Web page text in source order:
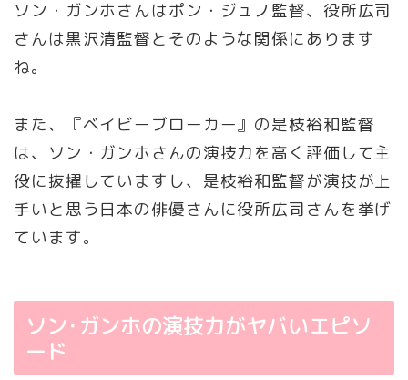
ソン・ガンホさんはポン・ジュノ監督、役所広司
さんは黒沢清監督とそのような関係にあります
ね。
また、『ベイビーブローカー』の是枝裕和監督
は、ソン・ガンホさんの演技力を高く評価して主
役に抜擢していますし、是枝裕和監督が演技が上
手いと思う日本の俳優さんに役所広司さんを挙げ
ています。
ソン･ガンホの演技力がヤバいエピソ
ード